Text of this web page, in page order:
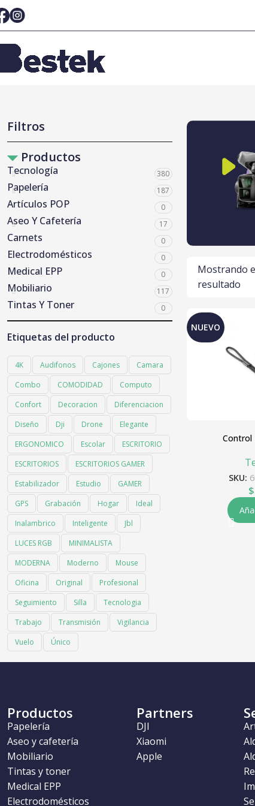
Filtros
Productos
Tecnología 380
Papelería 187
Artículos POP 0
Aseo Y Cafetería 17
Carnets 0
Electrodomésticos 0
Medical EPP 0
Mobiliario 117
Tintas Y Toner 0
Etiquetas del producto
4K Audifonos Cajones
Camara
Combo
COMODIDAD
Computo
Confort
Decoracion
Diferenciacion
Diseño
Dji Drone
Elegante
ERGONOMICO
Escolar
ESCRITORIO
ESCRITORIOS
ESCRITORIOS GAMER
Estabilizador
Estudio
GAMER
GPS
Grabación Hogar
Ideal
Inalambrico
Inteligente
Jbl
LUCES RGB
MINIMALISTA
MODERNA
Moderno
Mouse
Oficina
Original
Profesional
Seguimiento
Silla
Tecnologia
Trabajo
Transmisión
Vigilancia
Vuelo
Único
Mostrando
resultado
NUEVO
Control
SKU:
$
Productos
Papelería
Aseo y cafetería
Mobiliario
Tintas y toner
Medical EPP
Electrodomésticos
Partners
DJI
Xiaomi
Apple